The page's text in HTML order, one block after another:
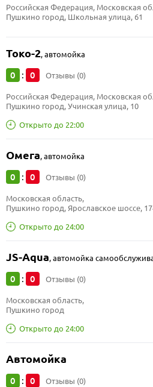
Российская Федерация, Московская
Пушкино город, Школьная улица, 61
Токо-2,автомойка
0 : 0 Отзывы (0)
Открыто до 22:00
Российская Федерация, Московская
Пушкино город, Учинская улица, 10
Омега,автомойка
0 : 0 Отзывы (0)
Открыто до 24:00
Московская область,
Пушкино город, Ярославское шоссе,
JS-Aqua,автомойка
0 : 0 Отзывы (0)
Открыто до 24:00
Московская область,
Пушкино город
Автомойка
0 : 0 Отзывы (0)